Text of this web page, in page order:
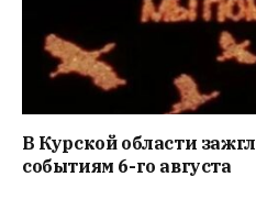
В Курской области
событиям 6-го августа